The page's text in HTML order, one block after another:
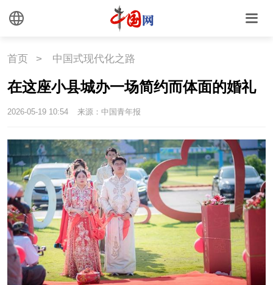
首页 > 中国式现代化之路
在这座小县城办一场简约而体面的婚礼
2026-05-19 10:54 来源：中国青年报